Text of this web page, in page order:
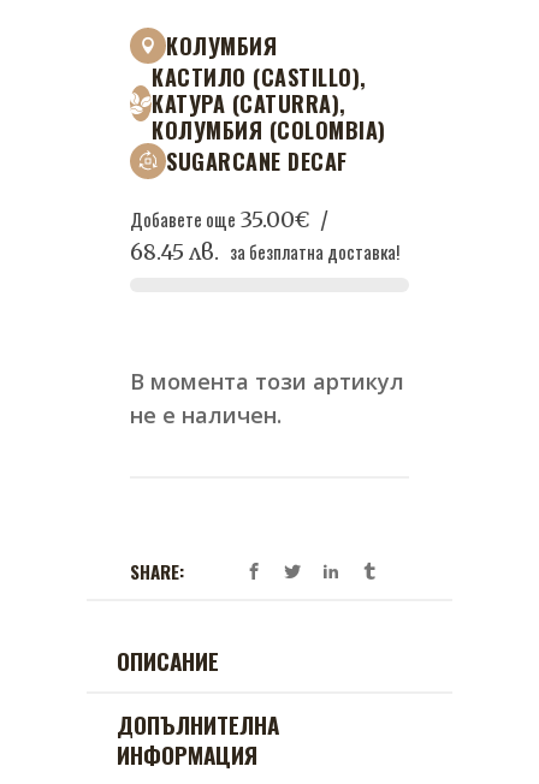
КОЛУМБИЯ
КАСТИЛО (CASTILLO),
КАТУРА (CATURRA),
КОЛУМБИЯ (COLOMBIA)
SUGARCANE DECAF
Добавете още 35.00€ /
68.45 лв. за безплатна доставка!
В момента този артикул
не е наличен.
SHARE:
ОПИСАНИЕ
ДОПЪЛНИТЕЛНА
ИНФОРМАЦИЯ